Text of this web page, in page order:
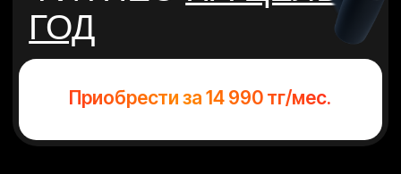
ТРЕНИРУЙСЯ
ВОЗЛЕ ДОМА,
РАБОТЫ